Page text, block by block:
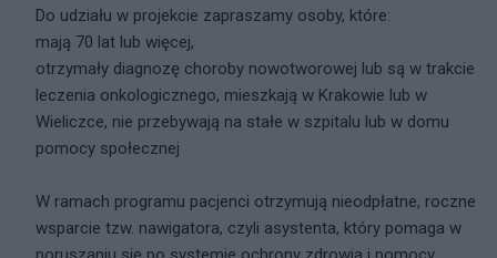
Do udziału w projekcie zapraszamy osoby, które:
mają 70 lat lub więcej,
otrzymały diagnozę choroby nowotworowej lub są w trakcie
leczenia onkologicznego, mieszkają w Krakowie lub w
Wieliczce, nie przebywają na stałe w szpitalu lub w domu
pomocy społecznej
W ramach programu pacjenci otrzymują nieodpłatne, roczne
wsparcie tzw. nawigatora, czyli asystenta, który pomaga w